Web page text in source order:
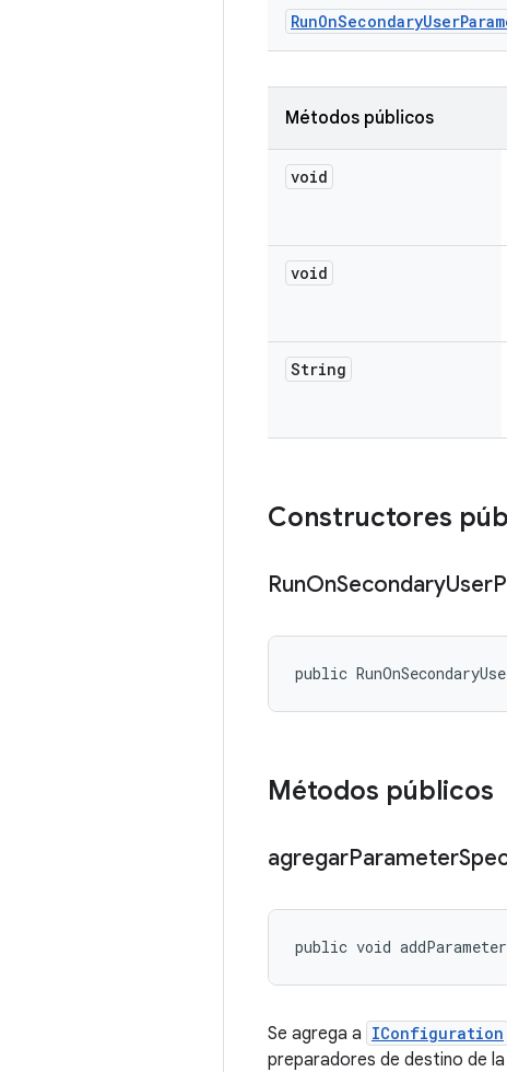
RunOnSecondaryUser
Métodos públicos
void
void
String
Constructores
RunOnSecondaryUser
public
Métodos públicos
agregarParameter
public void
Se agrega a IConfiguration
preparadores de destino de